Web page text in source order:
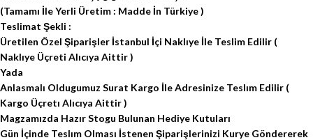
(Tamamı İle Yerli Üretim : Madde İn Türkiye )
Teslimat Şekli :
Üretilen Özel Şiparişler İstanbul İçi Naklıye İle Teslim Edilir (
Naklıye Üçreti Alıcıya Aittir )
Yada
Anlasmalı Oldugumuz Surat Kargo İle Adresinize Teslım Edilir (
Kargo Üçretı Alıcıya Aittir )
Magzamızda Hazır Stogu Bulunan Hediye Kutuları
Gün İçinde Teslım Olması İstenen Şiparişlerinizi Kurye Göndererek